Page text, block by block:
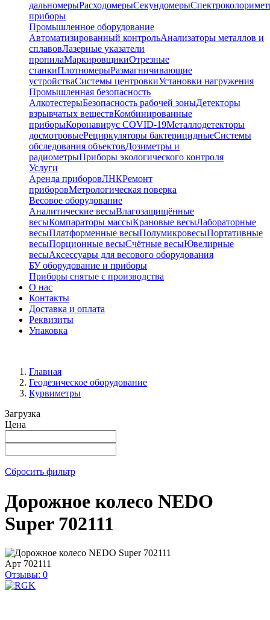
дальномерыРасходомерыСекундомеры
приборы
Промышленное оборудование
Автоматизированный контрольАнализаторы металлов и
сплавовЛазерные указатели
пропилаМаркировщикиОтрезные
станкиПлотномерыРазмагничивающие
устройстваСистемы центровкиУстановки нагружения
Промышленная безопасность
АлкотестерыБезопасность рабочей зоныДетекторы
взрывчатых веществКомбинированные
приборыКоронавирус COVID-19Металлодетекторы
досмотровыеРециркуляторы бактерицидныеСистемы
обследования объектовДозиметры и
радиометрыПриборы экологического контроля
Услуги
Аренда приборовЛНКРемонт
приборовМетрологическая поверка
Весовое оборудование
Аналитические весыВлагозащищённые
весыКомпараторы массыКрановые весыЛабораторные
весыПлатформенные весыПолумикровесыПортативные
весыПорционные весыСчётные весыЮвелирные
весыАксессуары для весового оборудования
БУ оборудование и приборы
Приборы снятые с производства
О нас
Контакты
Доставка и оплата
Реквизиты
Упаковка
Главная
Геодезическое оборудование
Курвиметры
Загрузка
Цена
Сбросить фильтр
Дорожное колесо NEDO
Super 702111
Арт 702111
Отзывы: 0